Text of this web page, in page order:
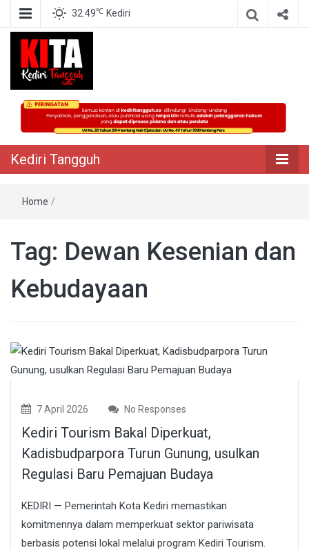
32.49℃ Kediri
Kediri Tangguh
Berita Akurat Terpercaya
Kediri Tangguh
Home /
Tag: Dewan Kesenian dan
Kebudayaan
7 April 2026 No Responses
Kediri Tourism Bakal Diperkuat,
Kadisbudparpora Turun Gunung, usulkan
Regulasi Baru Pemajuan Budaya
KEDIRI — Pemerintah Kota Kediri memastikan
komitmennya dalam memperkuat sektor pariwisata
berbasis potensi lokal melalui program Kediri Tourism.